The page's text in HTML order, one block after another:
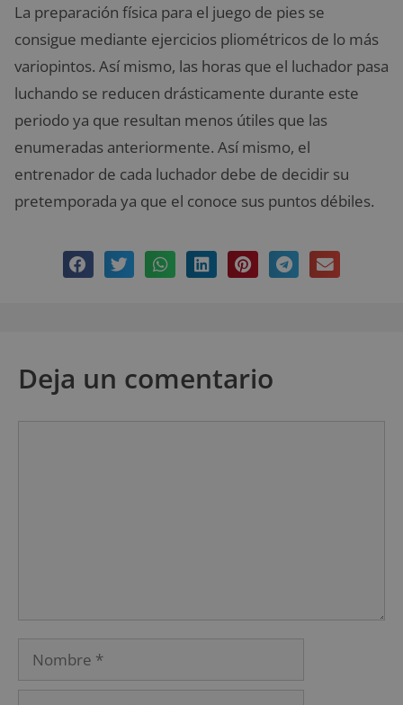
La preparación física para el juego de pies se
consigue mediante ejercicios pliométricos de lo más
variopintos. Así mismo, las horas que el luchador pasa
luchando se reducen drásticamente durante este
periodo ya que resultan menos útiles que las
enumeradas anteriormente. Así mismo, el
entrenador de cada luchador debe de decidir su
pretemporada ya que el conoce sus puntos débiles.
Deja un comentario